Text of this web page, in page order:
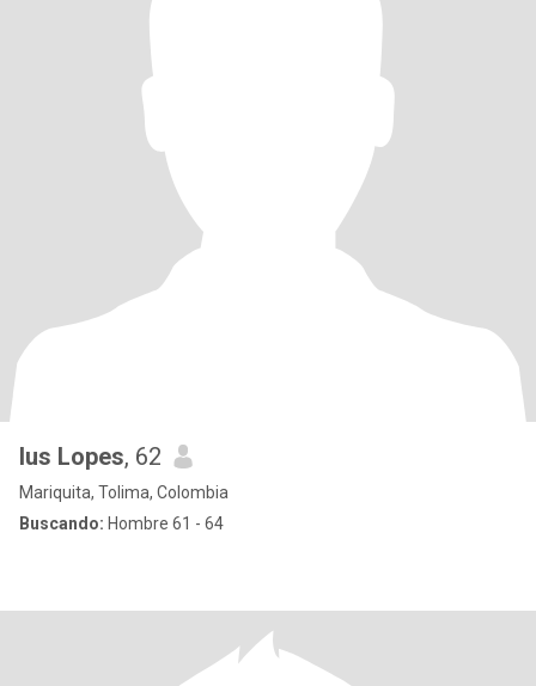
lus Lopes, 62
Mariquita, Tolima, Colombia
Buscando: Hombre 61 - 64